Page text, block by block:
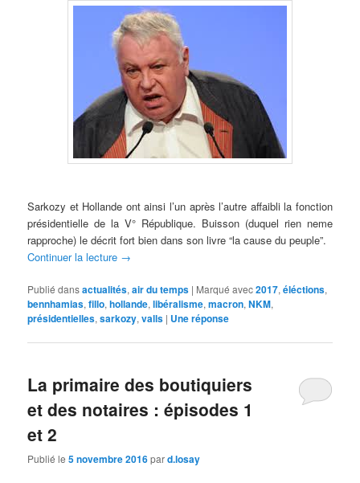
Sarkozy et Hollande ont ainsi l’un après l’autre affaibli la fonction
présidentielle de la V° République. Buisson (duquel rien neme
rapproche) le décrit fort bien dans son livre “la cause du peuple”.
Continuer la lecture →
Publié dansactualités,air du temps | Marqué avec2017,éléctions,
bennhamias,fillo,hollande,libéralisme,macron,NKM,
présidentielles,sarkozy,valls | Uneréponse
La primaire des boutiquiers
et des notaires : épisodes 1
et 2
Publié le5 novembre 2016pard.losay